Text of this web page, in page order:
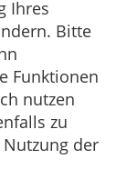
Ihres
Bitte
Funktionen
nutzen
zu
der